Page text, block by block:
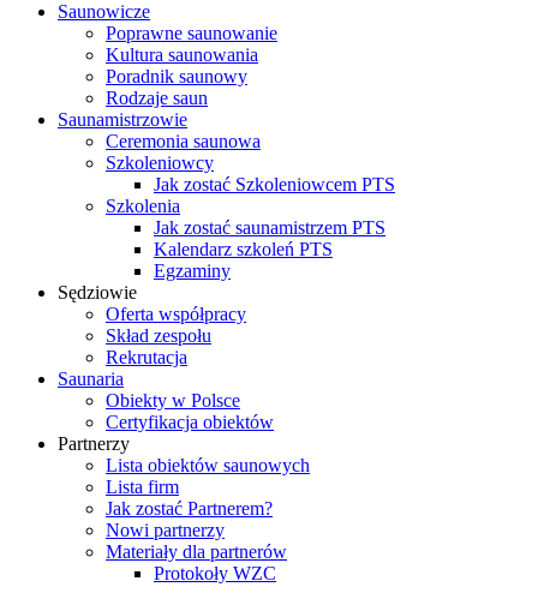
Saunowicze
Poprawne saunowanie
Kultura saunowania
Poradnik saunowy
Rodzaje saun
Saunamistrzowie
Ceremonia saunowa
Szkoleniowcy
Jak zostać Szkoleniowcem PTS
Szkolenia
Jak zostać saunamistrzem PTS
Kalendarz szkoleń PTS
Egzaminy
Sędziowie
Oferta współpracy
Skład zespołu
Rekrutacja
Saunaria
Obiekty w Polsce
Certyfikacja obiektów
Partnerzy
Lista obiektów saunowych
Lista firm
Jak zostać Partnerem?
Nowi partnerzy
Materiały dla partnerów
Protokoły WZC